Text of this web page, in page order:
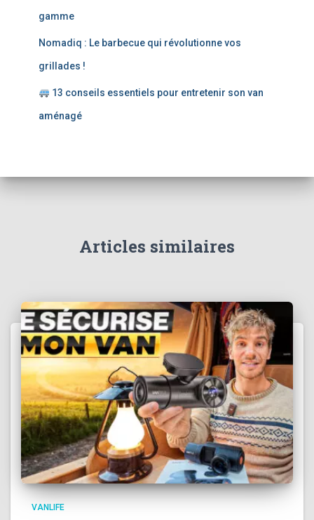
gamme
Nomadiq : Le barbecue qui révolutionne vos
grillades !
13 conseils essentiels pour entretenir son van
aménagé
Articles similaires
VANLIFE